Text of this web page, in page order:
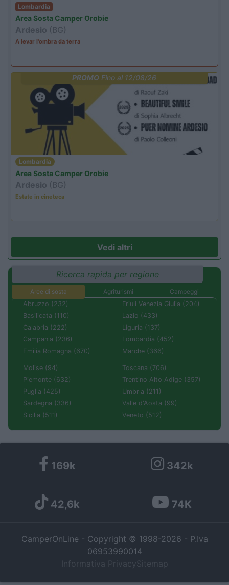
Lombardia
Area Sosta Camper Orobie
Ardesio (BG)
A levar l'ombra da terra
PROMO Fino al 12/08/26
Lombardia
Area Sosta Camper Orobie
Ardesio (BG)
Estate in cineteca
Vedi altri
Ricerca rapida per regione
Aree di sosta Agriturismi
Campeggi
Abruzzo (232)
Basilicata (110)
Calabria (222)
Campania (236)
Emilia Romagna (670)
Friuli Venezia Giulia (204)
Lazio (433)
Liguria (137)
Lombardia (452)
Marche (366)
Molise (94)
Piemonte (632)
Puglia (425)
Sardegna (336)
Sicilia (511)
Toscana (706)
Trentino Alto Adige (357)
Umbria (211)
Valle d'Aosta (99)
Veneto (512)
169k 342k
42,6k 74K
CamperOnLine - Copyright © 1998-2026 - P.Iva
06953990014
Informativa Privacy Sitemap